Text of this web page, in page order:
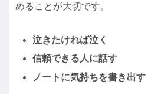
めることが大切です。
泣きたければ泣く
信頼できる人に話す
ノートに気持ちを書き出す